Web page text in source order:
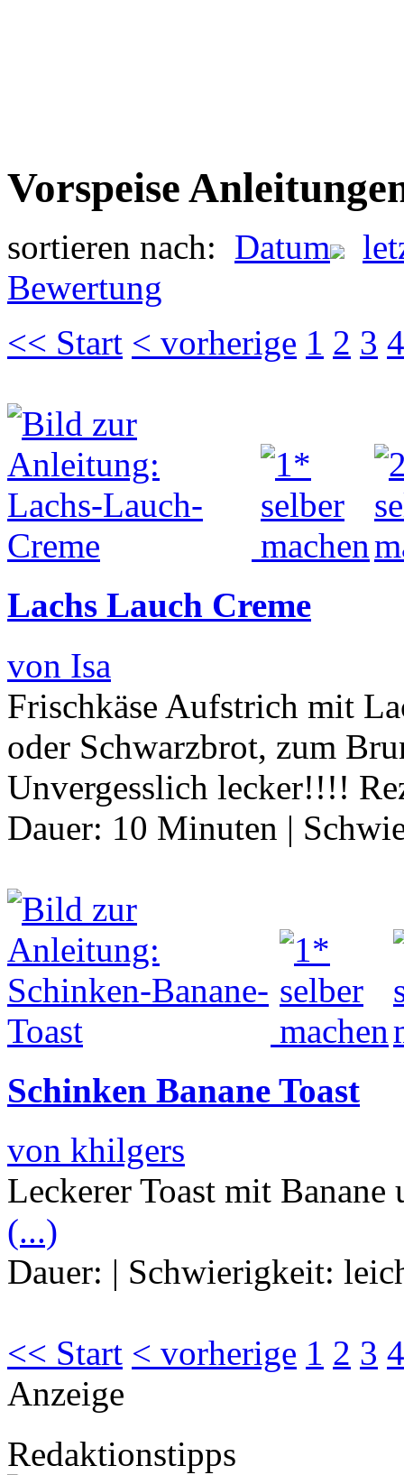
Vorspeise
sortieren nach: Datum
Bewertung
<< Start < vorherige 1 2 3 4
Lachs Lauch Creme
von Isa
Frischkäse Aufstrich mit
oder Schwarzbrot, zum
Unvergesslich lecker!!!!
Dauer: 10 Minuten |
Schinken Banane Toast
von khilgers
Leckerer Toast mit
(...)
Dauer: | Schwierigkeit:
<< Start < vorherige 1 2 3 4
Anzeige
Redaktionstipps